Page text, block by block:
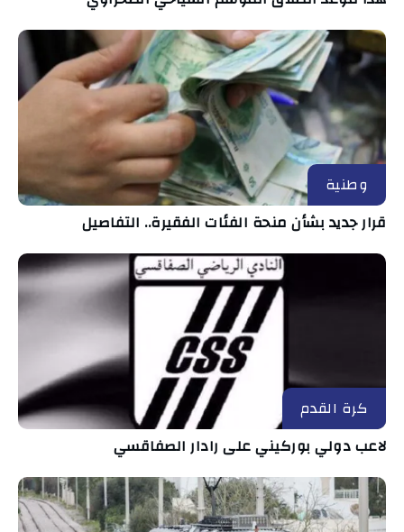
وطنية
قرار جديد بشأن منحة الفئات الفقيرة.. التفاصيل
كرة القدم
لاعب دولي بوركيني على رادار الصفاقسي